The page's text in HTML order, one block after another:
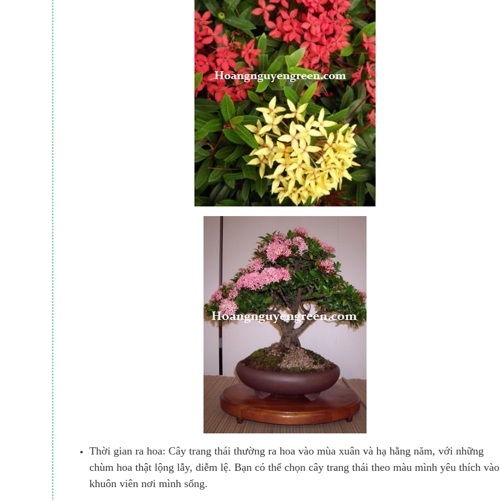
Thời gian ra hoa: Cây trang thái thường ra hoa vào mùa xuân và hạ hằng năm, với những
chùm hoa thật lộng lẫy, diễm lệ. Bạn có thể chọn cây trang thái theo màu mình yêu thích vào
khuôn viên nơi mình sống.